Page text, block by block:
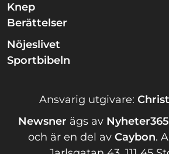
Knep
Berättelser
Nöjeslivet
Sportbibeln
Ansvarig utgivare:
Newsner ägs av Nyheter365
och är en del av Caybon.